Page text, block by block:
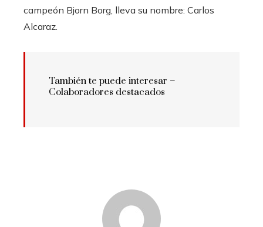
campeón Bjorn Borg, lleva su nombre: Carlos
Alcaraz.
También te puede interesar –
Colaboradores destacados